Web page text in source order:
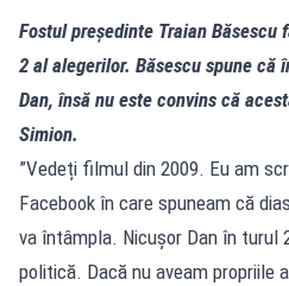
Fostul președinte Traian
2 al alegerilor. Băsescu spune că
Dan, însă nu este convins că
Simion.
”Vedeți filmul din 2009. Eu am
Facebook în care spuneam că
va întâmpla. Nicușor Dan în turul
politică. Dacă nu aveam propriile